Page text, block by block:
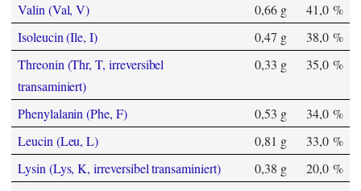
Valin (Val, V)
0,66 g
41,0 %
Isoleucin (Ile, I)
0,47 g
38,0 %
Threonin (Thr, T, irreversibel
transaminiert)
0,33 g 35,0 %
Phenylalanin (Phe, F) 0,53 g
34,0 %
Leucin (Leu, L)
0,81 g
33,0 %
Lysin (Lys, K, irreversibel transaminiert)
0,38 g
20,0 %